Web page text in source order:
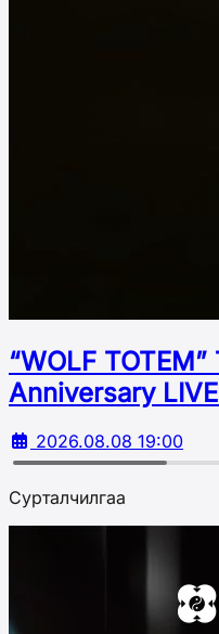
“WOLF
Аnniversary
2026.08.08 19:00
Сурталчилгаа